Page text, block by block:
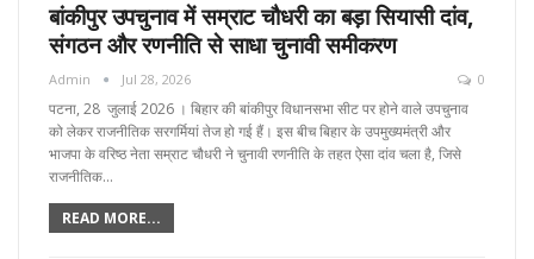
बांकीपुर उपचुनाव में सम्राट चौधरी का बड़ा सियासी दांव,
संगठन और रणनीति से साधा चुनावी समीकरण
Admin Jul 28, 2026 0
पटना, 28 जुलाई 2026 । बिहार की बांकीपुर विधानसभा सीट पर होने वाले उपचुनाव
को लेकर राजनीतिक सरगर्मियां तेज हो गई हैं। इस बीच बिहार के उपमुख्यमंत्री और
भाजपा के वरिष्ठ नेता सम्राट चौधरी ने चुनावी रणनीति के तहत ऐसा दांव चला है, जिसे
राजनीतिक…
READ MORE...